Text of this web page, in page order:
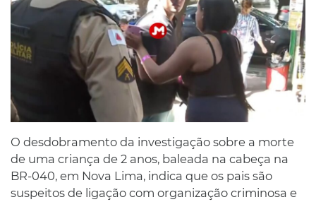
O desdobramento da investigação sobre a morte
de uma criança de 2 anos, baleada na cabeça na
BR-040, em Nova Lima, indica que os pais são
suspeitos de ligação com organização criminosa e